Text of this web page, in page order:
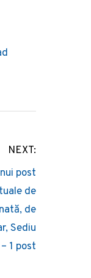
NEXT:
post
de
de
Sediu
1 post